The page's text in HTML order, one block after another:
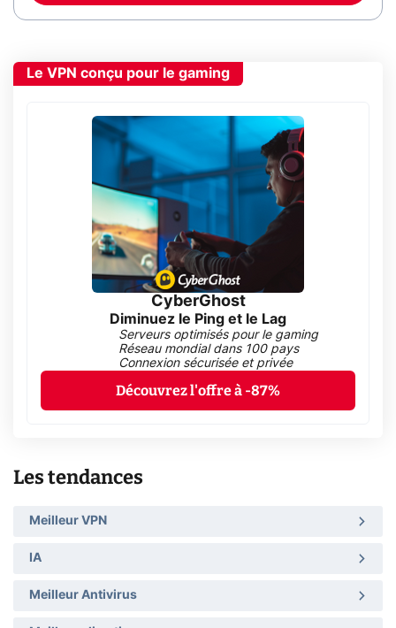
Le VPN conçu pour le gaming
CyberGhost
Diminuez le Ping et le Lag
Serveurs optimisés pour le gaming
Réseau mondial dans 100 pays
Connexion sécurisée et privée
Découvrez l'offre à -87%
Les tendances
Meilleur VPN
IA
Meilleur Antivirus